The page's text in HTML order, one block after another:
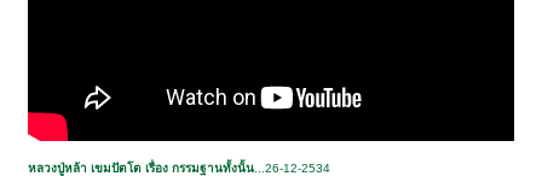
หลวงปู่หล้า เขมปัตโต เรื่อง กรรมฐานทั้งนั้น ...26-12-2534